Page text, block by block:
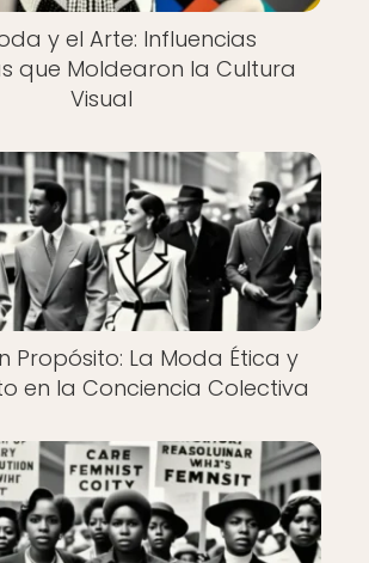
y el Arte: Influencias
que Moldearon la Cultura
Visual
Propósito: La Moda Ética y
en la Conciencia Colectiva